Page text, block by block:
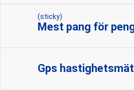
(sticky)
Mest pang för
Gps